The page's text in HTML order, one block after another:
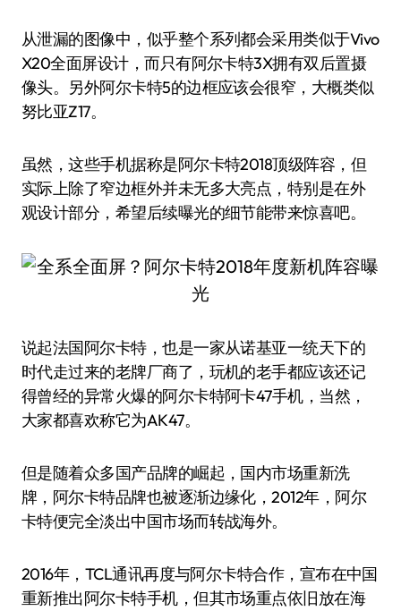
从泄漏的图像中，似乎整个系列都会采用类似于Vivo
X20全面屏设计，而只有阿尔卡特3X拥有双后置摄
像头。另外阿尔卡特5的边框应该会很窄，大概类似
努比亚Z17。
虽然，这些手机据称是阿尔卡特2018顶级阵容，但
实际上除了窄边框外并未无多大亮点，特别是在外
观设计部分，希望后续曝光的细节能带来惊喜吧。
说起法国阿尔卡特，也是一家从诺基亚一统天下的
时代走过来的老牌厂商了，玩机的老手都应该还记
得曾经的异常火爆的阿尔卡特阿卡47手机，当然，
大家都喜欢称它为AK47。
但是随着众多国产品牌的崛起，国内市场重新洗
牌，阿尔卡特品牌也被逐渐边缘化，2012年，阿尔
卡特便完全淡出中国市场而转战海外。
2016年，TCL通讯再度与阿尔卡特合作，宣布在中国
重新推出阿尔卡特手机，但其市场重点依旧放在海